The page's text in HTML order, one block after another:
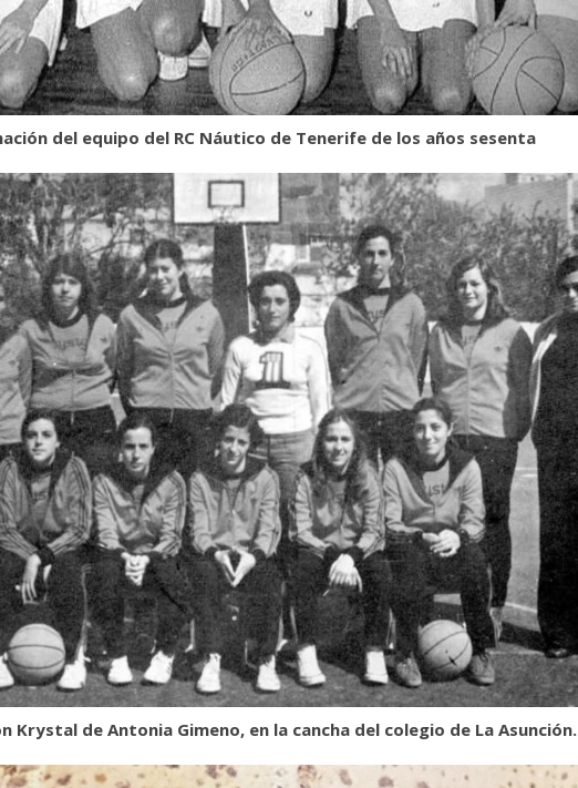
del equipo del RC Náutico de Tenerife de los años sesenta
Krystal de Antonia Gimeno, en la cancha del colegio de La Asunción.